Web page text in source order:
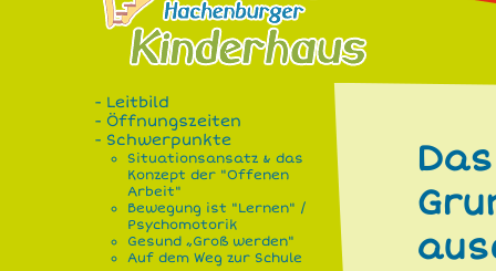
- Leitbild
- Öffnungszeiten
- Schwerpunkte
Situationsansatz & das
Konzept der "Offenen
Arbeit"
Bewegung ist "Lernen" /
Psychomotorik
Gesund „Groß werden"
Auf dem Weg zur Schule